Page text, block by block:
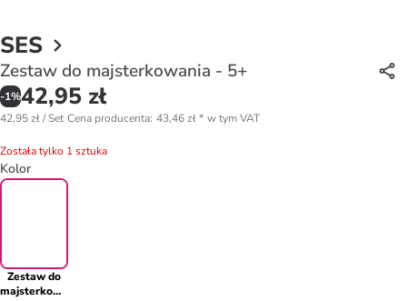
SES
Zestaw do majsterkowania - 5+
-1%42,95 zł
42,95 zł / Set Cena producenta: 43,46 zł* w tym VAT
Została tylko 1 sztuka
Kolor
Zestaw do
majsterkowania